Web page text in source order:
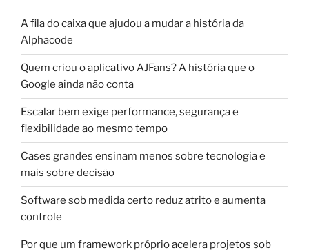
A fila do caixa que ajudou a mudar a história da
Alphacode
Quem criou o aplicativo AJFans? A história que o
Google ainda não conta
Escalar bem exige performance, segurança e
flexibilidade ao mesmo tempo
Cases grandes ensinam menos sobre tecnologia e
mais sobre decisão
Software sob medida certo reduz atrito e aumenta
controle
Por que um framework próprio acelera projetos sob